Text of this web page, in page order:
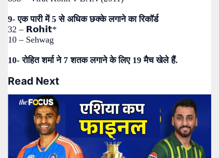
9- एक पारी में 5 से अधिक छक्के लगाने का रिकॉर्ड
32 – 𝗥𝗼𝗵𝗶𝘁*
10 – Sehwag
10- रोहित शर्मा ने 7 शतक लगाने के लिए 19 मैच खेले हैं.
Read Next